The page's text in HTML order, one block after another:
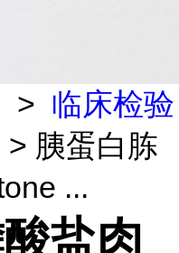
> 临床检验
> 胰蛋白胨
...
盐肉